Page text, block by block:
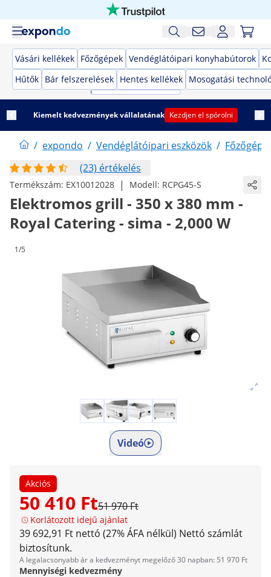
Vásári kellékek Főzőgépek Vendéglátóipari konyhabútorok
Hűtők Bár felszerelések Hentes kellékek Mosogatási
Kiemelt kedvezmények vállalatának Kezdjen el spórolni
/ expondo / Vendéglátóipari eszközök /
(23) értékelés
Termékszám: EX10012028 | Modell: RCPG45-S
Elektromos grill - 350 x 380 mm -
Royal Catering - sima - 2,000 W
1/5
Videó
Akciós
50 410 Ft51 970 Ft
Korlátozott idejű ajánlat
39 692,91 Ft nettó (27% ÁFA nélkül) Nettó számlát
biztosítunk.
A legalacsonyabb ár a kedvezményt megelőző 30 napban: 51 970 Ft
Mennyiségi kedvezmény